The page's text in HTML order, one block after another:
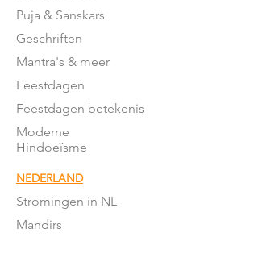
Puja & Sanskars
Geschriften
Mantra's & meer
Feestdagen
Feestdagen betekenis
Moderne
Hindoeïsme
NEDERLAND
Stromingen in NL
Mandirs